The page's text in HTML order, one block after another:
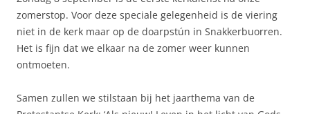
zomerstop. Voor deze speciale gelegenheid is de viering
niet in de kerk maar op de doarpstún in Snakkerbuorren.
Het is fijn dat we elkaar na de zomer weer kunnen
ontmoeten.
Samen zullen we stilstaan bij het jaarthema van de